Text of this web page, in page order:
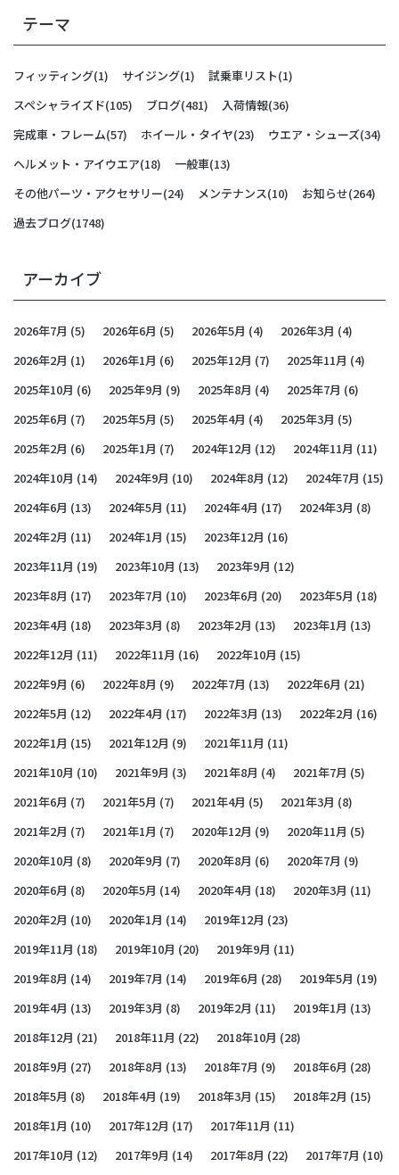
テーマ
フィッティング(1) サイジング(1) 試乗車リスト(1)
スペシャライズド(105) ブログ(481) 入荷情報(36)
完成車・フレーム(57) ホイール・タイヤ(23) ウエア・シューズ(34)
ヘルメット・アイウエア(18) 一般車(13)
その他パーツ・アクセサリー(24) メンテナンス(10) お知らせ(264)
過去ブログ(1748)
アーカイブ
2026年7月 (5) 2026年6月 (5) 2026年5月 (4) 2026年3月 (4)
2026年2月 (1) 2026年1月 (6) 2025年12月 (7) 2025年11月 (4)
2025年10月 (6) 2025年9月 (9) 2025年8月 (4) 2025年7月 (6)
2025年6月 (7) 2025年5月 (5) 2025年4月 (4) 2025年3月 (5)
2025年2月 (6) 2025年1月 (7) 2024年12月 (12) 2024年11月 (11)
2024年10月 (14) 2024年9月 (10) 2024年8月 (12) 2024年7月 (15)
2024年6月 (13) 2024年5月 (11) 2024年4月 (17) 2024年3月 (8)
2024年2月 (11) 2024年1月 (15) 2023年12月 (16)
2023年11月 (19) 2023年10月 (13) 2023年9月 (12)
2023年8月 (17) 2023年7月 (10) 2023年6月 (20) 2023年5月 (18)
2023年4月 (18) 2023年3月 (8) 2023年2月 (13) 2023年1月 (13)
2022年12月 (11) 2022年11月 (16) 2022年10月 (15)
2022年9月 (6) 2022年8月 (9) 2022年7月 (13) 2022年6月 (21)
2022年5月 (12) 2022年4月 (17) 2022年3月 (13) 2022年2月 (16)
2022年1月 (15) 2021年12月 (9) 2021年11月 (11)
2021年10月 (10) 2021年9月 (3) 2021年8月 (4) 2021年7月 (5)
2021年6月 (7) 2021年5月 (7) 2021年4月 (5) 2021年3月 (8)
2021年2月 (7) 2021年1月 (7) 2020年12月 (9) 2020年11月 (5)
2020年10月 (8) 2020年9月 (7) 2020年8月 (6) 2020年7月 (9)
2020年6月 (8) 2020年5月 (14) 2020年4月 (18) 2020年3月 (11)
2020年2月 (10) 2020年1月 (14) 2019年12月 (23)
2019年11月 (18) 2019年10月 (20) 2019年9月 (11)
2019年8月 (14) 2019年7月 (14) 2019年6月 (28) 2019年5月 (19)
2019年4月 (13) 2019年3月 (8) 2019年2月 (11) 2019年1月 (13)
2018年12月 (21) 2018年11月 (22) 2018年10月 (28)
2018年9月 (27) 2018年8月 (13) 2018年7月 (9) 2018年6月 (28)
2018年5月 (8) 2018年4月 (19) 2018年3月 (15) 2018年2月 (15)
2018年1月 (10) 2017年12月 (17) 2017年11月 (11)
2017年10月 (12) 2017年9月 (14) 2017年8月 (22) 2017年7月 (10)